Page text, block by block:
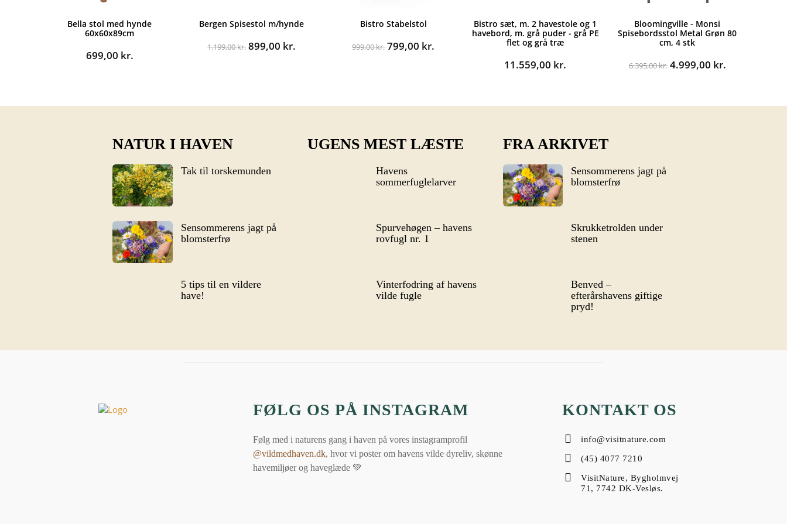
Bella stol med hynde
60x60x89cm
699,00 kr.
Bergen Spisestol m/hynde
1.199,00kr. Den
899,00 kr.
Bistro Stabelstol
999,00kr.Den
799,00 kr.
Bistro sæt, m. 2 havestole og 1
havebord, m. grå puder - grå PE
flet og grå træ
11.559,00 kr.
Bloomingville - Monsi
Spisebordsstol Metal Grøn 80
cm, 4 stk
6.395,00kr. Den
4.999,00 kr.Den
NATUR I HAVEN
Tak til torskemunden
Sensommerens jagt på
blomsterfrø
5 tips til en vildere
have!
UGENS MEST LÆSTE
Havens
sommerfuglelarver
Spurvehøgen – havens
rovfugl nr. 1
Vinterfodring af havens
vilde fugle
FRA ARKIVET
Sensommerens jagt på
blomsterfrø
Skrukketrolden under
stenen
Benved –
efterårshavens giftige
pryd!
FØLG OS PÅ INSTAGRAM
Følg med i naturens gang i haven på vores instagramprofil
@vildmedhaven.dk, hvor vi poster om havens vilde dyreliv, skønne
havemiljøer og haveglæde 💚
KONTAKT OS
info@visitnature.com
(45) 4077 7210
VisitNature, Bygholmvej
71, 7742 DK-Vesløs.